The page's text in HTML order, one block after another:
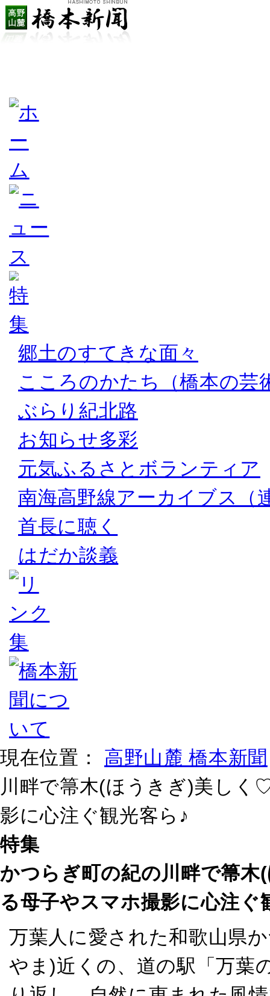
郷土のすてきな面々
こころのかたち（橋本の芸
ぶらり紀北路
お知らせ多彩
元気ふるさとボランティア
南海高野線アーカイブス（
首長に聴く
はだか談義
現在位置： 高野山麓 橋本新聞
川畔で箒木(ほうきぎ)美し
影に心注ぐ観光客ら♪
特集
かつらぎ町の紀の川畔で箒
る母子やスマホ撮影に心注ぐ
万葉人に愛された和歌山県
やま)近くの、道の駅「万葉